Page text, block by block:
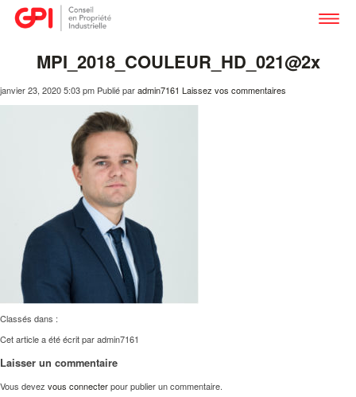
MPI_2018_COULEUR_HD_021@2x
janvier 23, 2020 5:03 pm Publié paradmin7161 Laissez vos commentaires
Classés dans :
Cet article a été écrit par admin7161
Laisser un commentaire
Vous devez vous connecterpour publier un commentaire.